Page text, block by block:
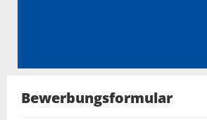
Bewerbungsformular